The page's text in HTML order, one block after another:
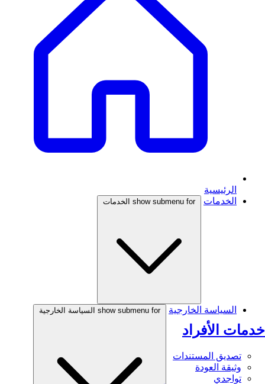
الرئيسية
الخدمات
show submenu for الخدمات
خدمات الأفراد
تصديق المستندات
وثيقة العودة
تواجدي
السياسة الخارجية show submenu for السياسة الخارجية